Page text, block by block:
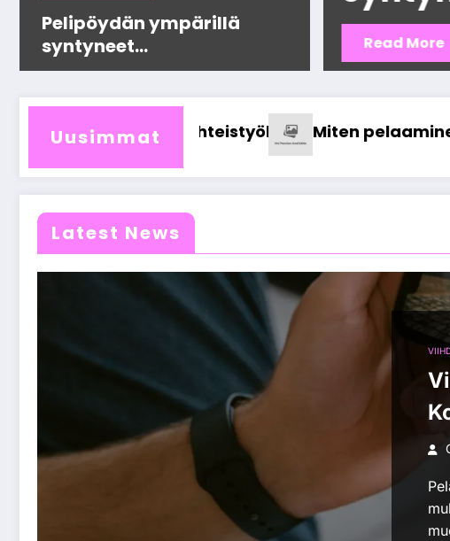
Pelipöydän ympärillä
syntyneet
julkkisskandaalit
muistetaan vuosia
vuosia
More
Uusimmat
kilpailee muiden viihdemuotojen kanssa
Miksi
Latest News